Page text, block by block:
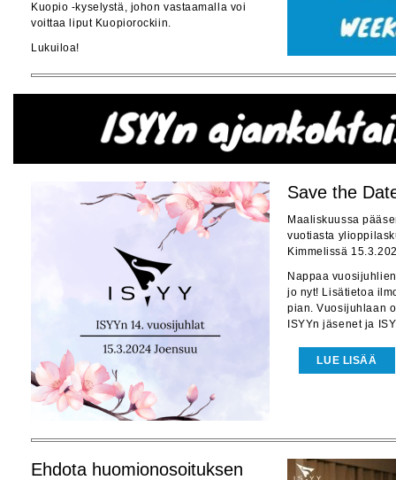
Kuopio -kyselystä, johon vastaamalla voi
voittaa liput Kuopiorockiin.
Lukuiloa!
Save the
Maaliskuussa
vuotiasta
Kimmelissä
Nappaa
jo nyt! Lisätietoa
pian. Vuosijuhlaan
ISYYn jäsenet ja
LUE LISÄÄ
Ehdota huomionosoituksen